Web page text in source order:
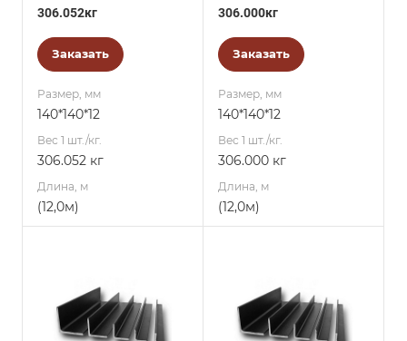
306.052кг
Заказать
Размер, мм
140*140*12
Вес 1 шт./кг.
306.052 кг
Длина, м
(12,0м)
306.000кг
Заказать
Размер, мм
140*140*12
Вес 1 шт./кг.
306.000 кг
Длина, м
(12,0м)